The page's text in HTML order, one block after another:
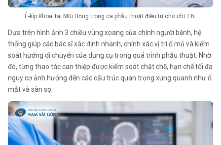
Ê-kíp Khoa Tai Mũi Họng trong ca phẫu thuật điều trị cho chị T.N.
Dựa trên hình ảnh 3 chiều vùng xoang của chính người bệnh, hệ
thống giúp các bác sĩ xác định nhanh, chính xác vị trí ổ mủ và kiểm
soát hướng di chuyển của dụng cụ trong quá trình phẫu thuật. Nhờ
đó, từng thao tác can thiệp được kiểm soát chặt chẽ, hạn chế tối đa
nguy cơ ảnh hưởng đến các cấu trúc quan trọng xung quanh như ổ
mắt và sàn sọ.